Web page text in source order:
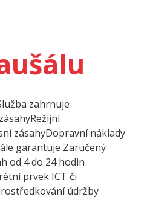
zahrnuje
zásahyDopravní náklady
garantuje Zaručený
od 4 do 24 hodin
prvek ICT či
údržby